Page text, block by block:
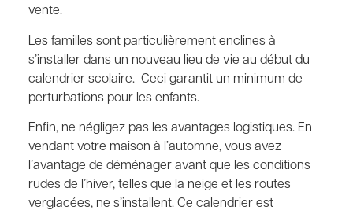
vente.
Les familles sont particulièrement enclines à
s’installer dans un nouveau lieu de vie au début du
calendrier scolaire. Ceci garantit un minimum de
perturbations pour les enfants.
Enfin, ne négligez pas les avantages logistiques. En
vendant votre maison à l’automne, vous avez
l’avantage de déménager avant que les conditions
rudes de l’hiver, telles que la neige et les routes
verglacées, ne s’installent. Ce calendrier est